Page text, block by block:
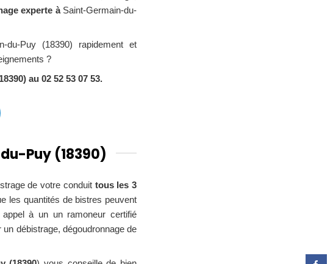
experte à Saint-Germain-du-
du-Puy (18390) rapidement et
?
au 02 52 53 07 53.
Puy (18390)
de votre conduit tous les 3
les quantités de bistres peuvent
à un un ramoneur certifié
un débistrage, dégoudronnage de